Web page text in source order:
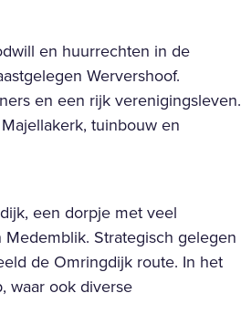
en huurrechten in de
Wervershoof.
en een rijk verenigingsleven.
tuinbouw en
een dorpje met veel
Strategisch gelegen
de Omringdijk route. In het
waar ook diverse